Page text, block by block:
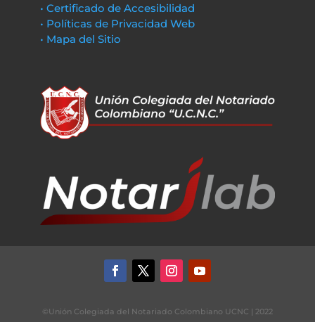
• Certificado de Accesibilidad
• Políticas de Privacidad Web
• Mapa del Sitio
©Unión Colegiada del Notariado Colombiano UCNC | 2022